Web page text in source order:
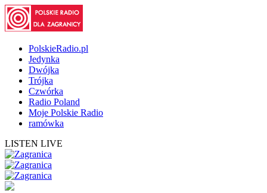
PolskieRadio.pl
Jedynka
Dwójka
Trójka
Czwórka
Radio Poland
Moje Polskie Radio
ramówka
LISTEN LIVE